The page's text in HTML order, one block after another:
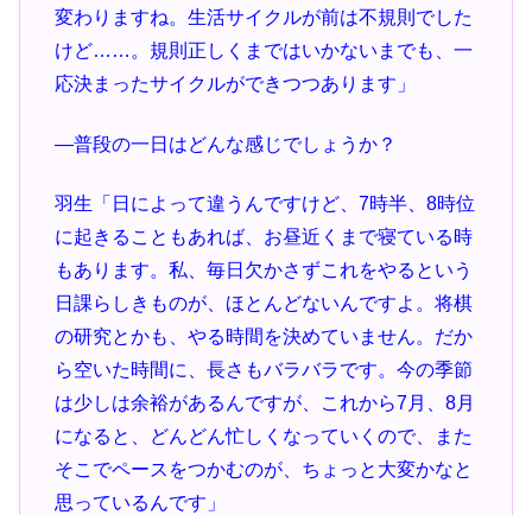
変わりますね。生活サイクルが前は不規則でした
けど……。規則正しくまではいかないまでも、一
応決まったサイクルができつつあります」
―普段の一日はどんな感じでしょうか？
羽生「日によって違うんですけど、7時半、8時位
に起きることもあれば、お昼近くまで寝ている時
もあります。私、毎日欠かさずこれをやるという
日課らしきものが、ほとんどないんですよ。将棋
の研究とかも、やる時間を決めていません。だか
ら空いた時間に、長さもバラバラです。今の季節
は少しは余裕があるんですが、これから7月、8月
になると、どんどん忙しくなっていくので、また
そこでペースをつかむのが、ちょっと大変かなと
思っているんです」